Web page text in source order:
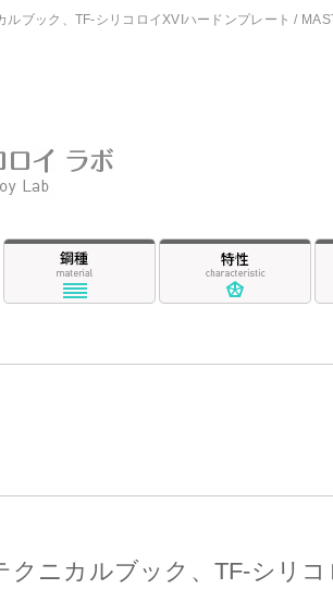
ルブック、TF-シリコロイXVIハードンプレート /
クニカルブック、TF-シリ